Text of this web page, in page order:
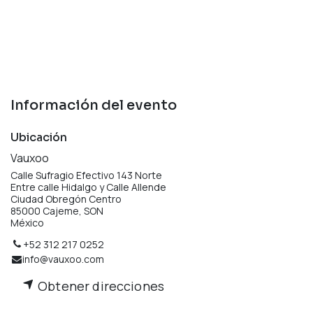
Información del evento
Ubicación
Vauxoo
Calle Sufragio Efectivo 143 Norte
Entre calle Hidalgo y Calle Allende
Ciudad Obregón Centro
85000 Cajeme, SON
México
+52 312 217 0252
info@vauxoo.com
Obtener direcciones